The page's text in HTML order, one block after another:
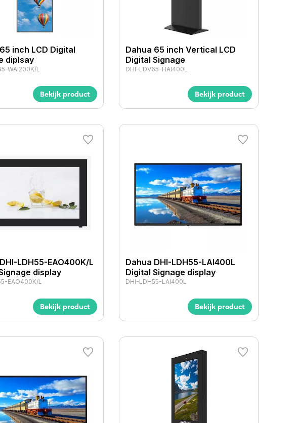
inch LCD Digital
diplsay
WAI200K/L
Bekijk product
Dahua 65 inch Vertical LCD
Digital Signage
DHI-LDV65-HAI400L
Bekijk product
LDH55-EAO400K/L
display
EAO400K/L
Bekijk product
Dahua DHI-LDH55-LAI400L
Digital Signage display
DHI-LDH55-LAI400L
Bekijk product